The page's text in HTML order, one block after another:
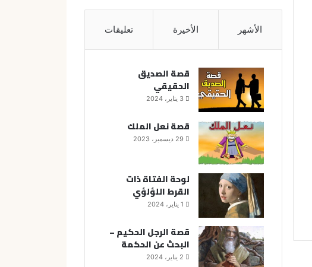
الأشهر الأخيرة تعليقات
قصة الصديق
الحقيقي
3 يناير، 2024
قصة نعل الملك
29 ديسمبر، 2023
لوحة الفتاة ذات
القرط اللؤلؤي
1 يناير، 2024
قصة الرجل الحكيم –
البحث عن الحكمة
2 يناير، 2024